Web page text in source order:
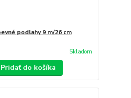
podlahy 9 m/26 cm
Skladom
Pridať do košíka